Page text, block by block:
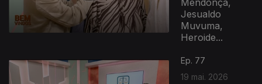
Mendonça,
Jesualdo
Muvuma,
Heroide...
Ep. 77
19 mai. 2026